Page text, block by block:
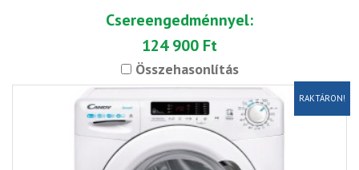
Csereengedménnyel:
124 900 Ft
Összehasonlítás
RAKTÁRON!